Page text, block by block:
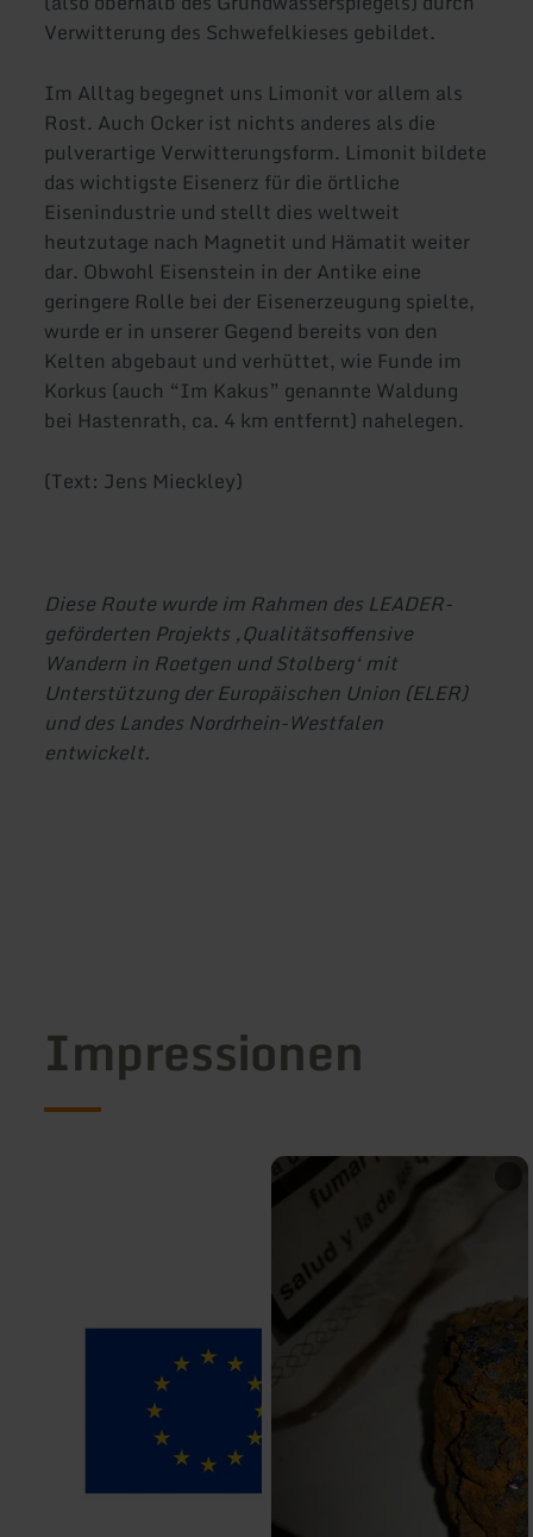
Verwitterung des Schwefelkieses gebildet.
Im Alltag begegnet uns Limonit vor allem als
Rost. Auch Ocker ist nichts anderes als die
pulverartige Verwitterungsform. Limonit bildete
das wichtigste Eisenerz für die örtliche
Eisenindustrie und stellt dies weltweit
heutzutage nach Magnetit und Hämatit weiter
dar. Obwohl Eisenstein in der Antike eine
geringere Rolle bei der Eisenerzeugung spielte,
wurde er in unserer Gegend bereits von den
Kelten abgebaut und verhüttet, wie Funde im
Korkus (auch “Im Kakus” genannte Waldung
bei Hastenrath, ca. 4 km entfernt) nahelegen.
(Text: Jens Mieckley)
Diese Route wurde im Rahmen des LEADER-
geförderten Projekts ‚Qualitätsoffensive
Wandern in Roetgen und Stolberg‘ mit
Unterstützung der Europäischen Union (ELER)
und des Landes Nordrhein-Westfalen
entwickelt.
Impressionen